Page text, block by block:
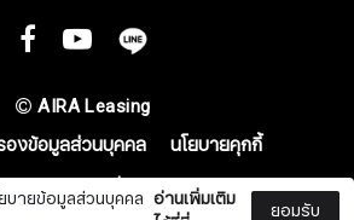
บายข้อมูลส่วนบุคคล อ่านเพิ่มเติม
ยอมรับ
AIRA Leasing
องข้อมูลส่วนบุคคล
นโยบายคุกกี้
ข้อกำหนดและเงื่อนไข